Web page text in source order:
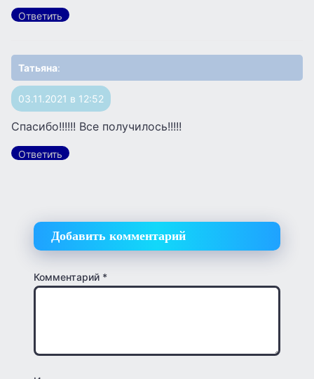
Ответить
Татьяна:
03.11.2021 в 12:52
Спасибо!!!!!! Все получилось!!!!!
Ответить
Добавить комментарий
Комментарий *